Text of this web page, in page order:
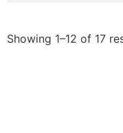
Showing 1–12 of 17